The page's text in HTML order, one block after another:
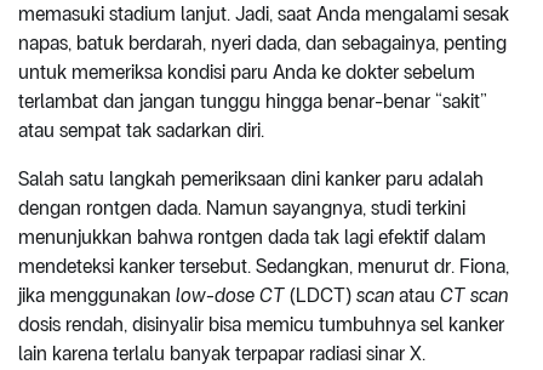
memasuki stadium lanjut. Jadi, saat Anda mengalami sesak
napas, batuk berdarah, nyeri dada, dan sebagainya, penting
untuk memeriksa kondisi paru Anda ke dokter sebelum
terlambat dan jangan tunggu hingga benar-benar “sakit”
atau sempat tak sadarkan diri.
Salah satu langkah pemeriksaan dini kanker paru adalah
dengan rontgen dada. Namun sayangnya, studi terkini
menunjukkan bahwa rontgen dada tak lagi efektif dalam
mendeteksi kanker tersebut. Sedangkan, menurut dr. Fiona,
jika menggunakan low-dose CT (LDCT) scan atau CT scan
dosis rendah, disinyalir bisa memicu tumbuhnya sel kanker
lain karena terlalu banyak terpapar radiasi sinar X.